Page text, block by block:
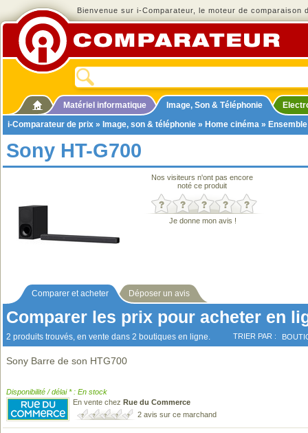
Bienvenue sur i-Comparateur, le moteur de comparaison
Matériel informatique Image, Son & Téléphonie
i-Comparateur de prix » Image, son & téléphonie » Home cinéma »
Sony HT-G700
Nos visiteurs n'ont pas encore
noté ce produit
Je donne mon avis !
Comparer et acheter Déposer un avis
Comparer les prix pour acheter en
2 produits trouvés, en vente dans 2 boutiques en ligne. TRIER PAR :
Sony Barre de son HTG700
Disponibilité / délai * : En stock
En vente chez Rue du Commerce
2 avis sur ce marchand